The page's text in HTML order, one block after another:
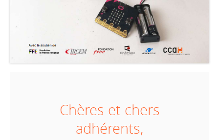
Chères et chers
adhérents,